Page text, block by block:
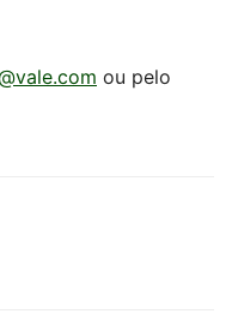
vale.com ou pelo